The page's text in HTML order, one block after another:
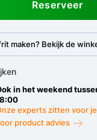
Reserveer
maken? Bekijk de
in het weekend
experts zitten voor
product advies